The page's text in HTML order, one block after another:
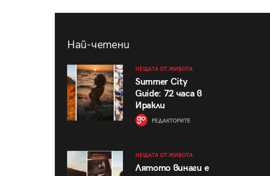
Най-четени
НЕЩАТА ОТ ЖИВОТА
Summer City
Guide: 72 часа в
Иракли
РЕДАКТОРИТЕ
НЕЩАТА ОТ ЖИВОТА
Лятото винаги е